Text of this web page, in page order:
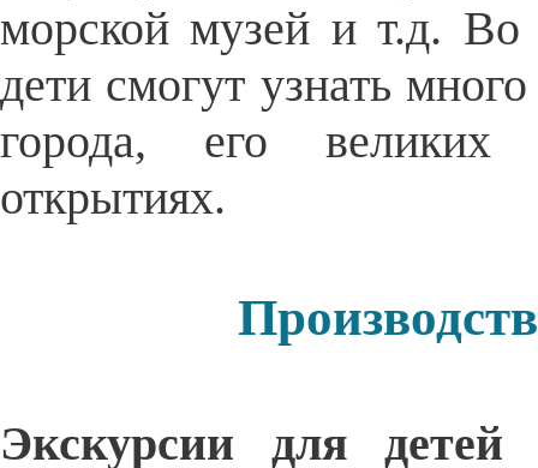
морской музей и т.д. Во
дети смогут узнать
города, его великих
открытиях.
Экскурсии для